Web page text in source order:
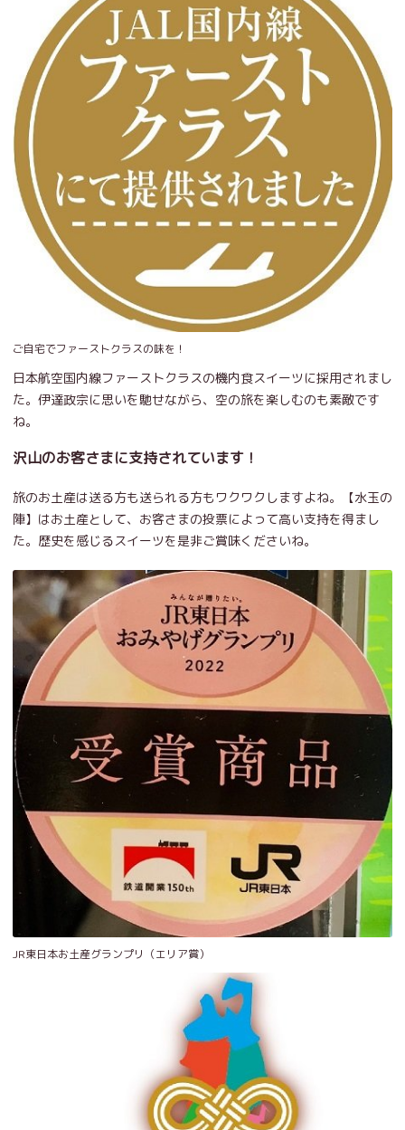
ご自宅でファーストクラスの味を！
日本航空国内線ファーストクラスの機内食スイーツに採用されまし
た。伊達政宗に思いを馳せながら、空の旅を楽しむのも素敵です
ね。
沢山のお客さまに支持されています！
旅のお土産は送る方も送られる方もワクワクしますよね。【水玉の
陣】はお土産として、お客さまの投票によって高い支持を得まし
た。歴史を感じるスイーツを是非ご賞味くださいね。
JR東日本お土産グランプリ（エリア賞）